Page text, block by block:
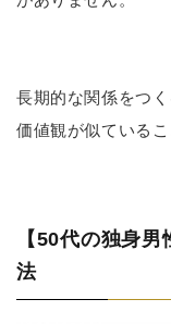
長期的な関係をつ
価値観が似ているこ
【50代の独身
法